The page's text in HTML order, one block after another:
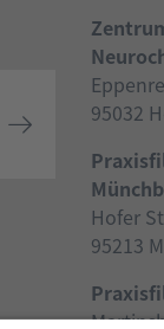
95032
Hofer
95213